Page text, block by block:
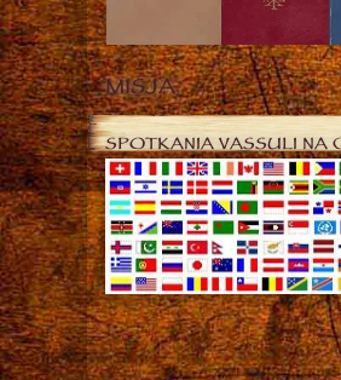
MISJA
SPOTKANIA VASSULI NA